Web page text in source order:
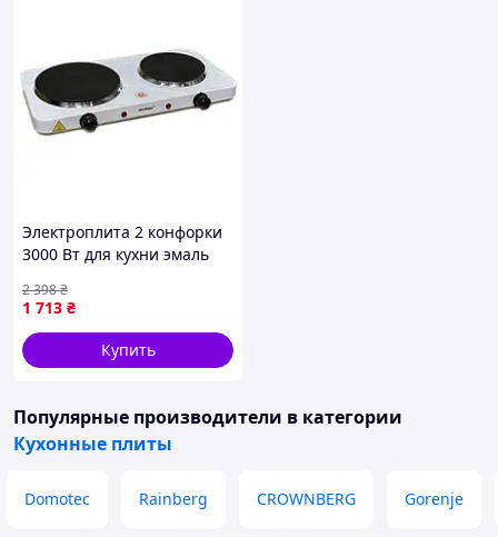
Электроплита 2 конфорки
3000 Вт для кухни эмаль
1 713 ₴
2 398₴
Купить
Популярные производители в категории
Кухонные плиты
Domotec Rainberg CROWNBERG Gorenje